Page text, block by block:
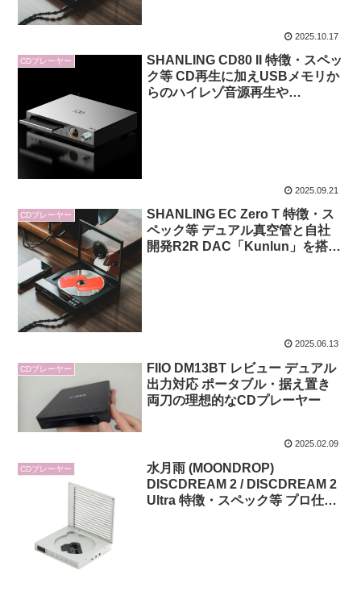
2025.10.17
CDプレーヤー
SHANLING CD80 II 特徴・スペッ
ク等 CD再生に加えUSBメモリか
らのハイレゾ音源再生や
2025.09.21
CDプレーヤー
SHANLING EC Zero T 特徴・ス
ペック等 デュアル真空管と自社
開発R2R DAC「Kunlun」を搭載
2025.06.13
CDプレーヤー
FIIO DM13BT レビュー デュアル
出力対応 ポータブル・据え置き
両刀の理想的なCDプレーヤー
2025.02.09
CDプレーヤー
水月雨 (MOONDROP)
DISCDREAM 2 / DISCDREAM 2
Ultra 特徴・スペック等 プロ仕様